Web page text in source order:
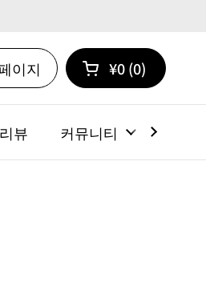
이지 카트 열기
쇼핑 카트 총계:
¥0 0
카트 내에 제품
리뷰 커뮤니티